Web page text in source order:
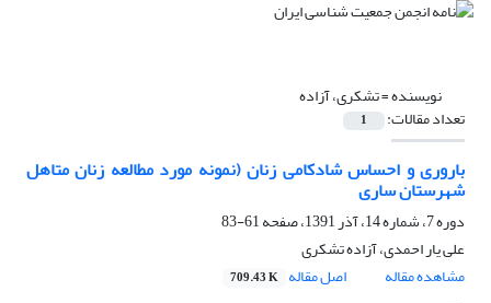
نویسنده =تشکری، آزاده
تعداد مقالات: 1
باروری و احساس شادکامی زنان (نمونه مورد مطالعه زنان متاهل
شهرستان ساری
دوره 7، شماره 14، آذر 1391، صفحه
61-83
علی یار احمدی، آزاده تشکری
مشاهده مقاله
اصل مقاله 709.43 K